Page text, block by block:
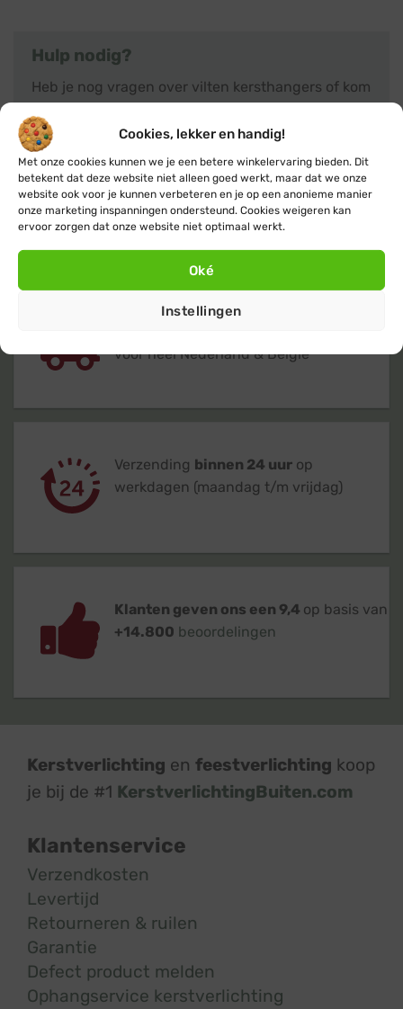
Cookies, lekker en handig!
Met onze cookies kunnen we je een betere winkelervaring bieden. Dit
betekent dat deze website niet alleen goed werkt, maar dat we onze
website ook voor je kunnen verbeteren en je op een anonieme manier
onze marketing inspanningen ondersteund. Cookies weigeren kan
ervoor zorgen dat onze website niet optimaal werkt.
Oké
Instellingen
Hulp nodig?
Heb je nog vragen over vilten kersthangers of kom
met ons op, we helpen je graag met advies. Of klik
verder naar het overzicht met alle
kersthanger
producten.
voor heel Nederland & België
Verzending binnen 24 uur op
werkdagen (maandag t/m vrijdag)
Klanten geven ons een 9,4 op basis van
+14.800 beoordelingen
Kerstverlichting en feestverlichting koop
je bij de #1 KerstverlichtingBuiten.com
Klantenservice
Verzendkosten
Levertijd
Retourneren & ruilen
Garantie
Defect product melden
Ophangservice kerstverlichting